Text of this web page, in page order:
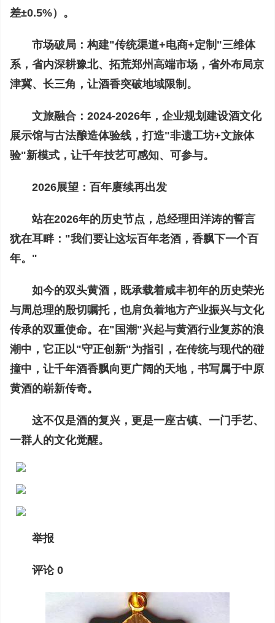
差±0.5%）。
市场破局：构建"传统渠道+电商+定制"三维体
系，省内深耕豫北、拓荒郑州高端市场，省外布局京
津冀、长三角，让酒香突破地域限制。
文旅融合： 2024-2026年，企业规划建设酒文化
展示馆与古法酿造体验线，打造"非遗工坊+文旅体
验"新模式，让千年技艺可感知、可参与。
2026展望：百年赓续再出发
站在2026年的历史节点，总经理田洋涛的誓言
犹在耳畔："我们要让这坛百年老酒，香飘下一个百
年。"
如今的双头黄酒，既承载着咸丰初年的历史荣光
与周总理的殷切嘱托，也肩负着地方产业振兴与文化
传承的双重使命。在"国潮"兴起与黄酒行业复苏的浪
潮中，它正以"守正创新"为指引，在传统与现代的碰
撞中，让千年酒香飘向更广阔的天地，书写属于中原
黄酒的崭新传奇。
这不仅是酒的复兴，更是一座古镇、一门手艺、
一群人的文化觉醒。
举报
评论 0